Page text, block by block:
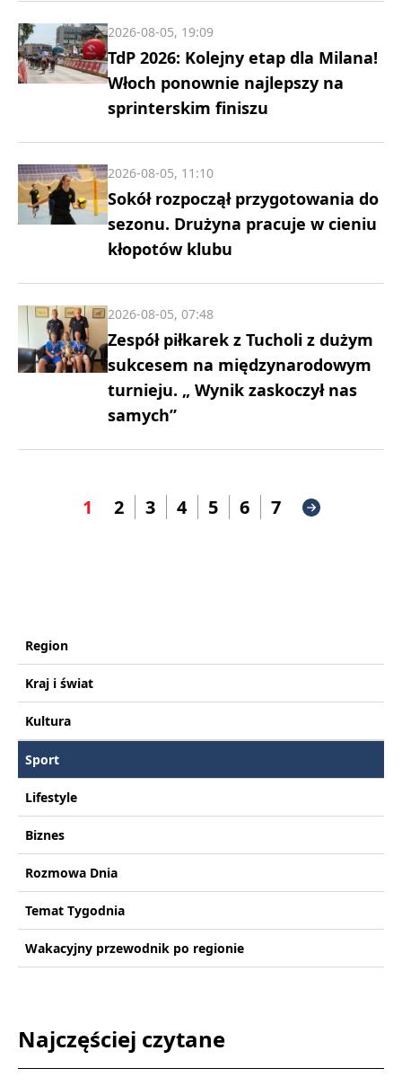
TdP 2026: Kolejny etap dla Milana!
Włoch ponownie najlepszy na
sprinterskim finiszu
2026-08-05, 19:09
Sokół rozpoczął przygotowania do
sezonu. Drużyna pracuje w cieniu
kłopotów klubu
2026-08-05, 11:10
Zespół piłkarek z Tucholi z dużym
sukcesem na międzynarodowym
turnieju. „ Wynik zaskoczył nas
samych”
2026-08-05, 07:48
1 2 3 4 5 6 7
Region
Kraj i świat
Kultura
Sport
Lifestyle
Biznes
Rozmowa Dnia
Temat Tygodnia
Wakacyjny przewodnik po regionie
Najczęściej czytane